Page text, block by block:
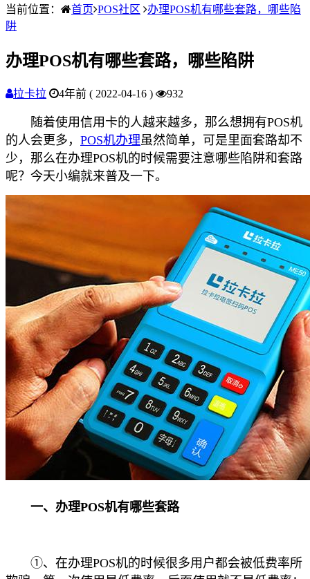
当前位置： 首页 POS社区
办理POS机有哪些套路，哪些陷
阱
办理POS机有哪些套路，哪些陷阱
拉卡拉 4年前 ( 2022-04-16 ) 932
随着使用信用卡的人越来越多，那么想拥有POS机
的人会更多， POS机办理虽然简单，可是里面套路却不
少，那么在办理POS机的时候需要注意哪些陷阱和套路
呢？今天小编就来普及一下。
一、办理POS机有哪些套路
①、在办理POS机的时候很多用户都会被低费率所